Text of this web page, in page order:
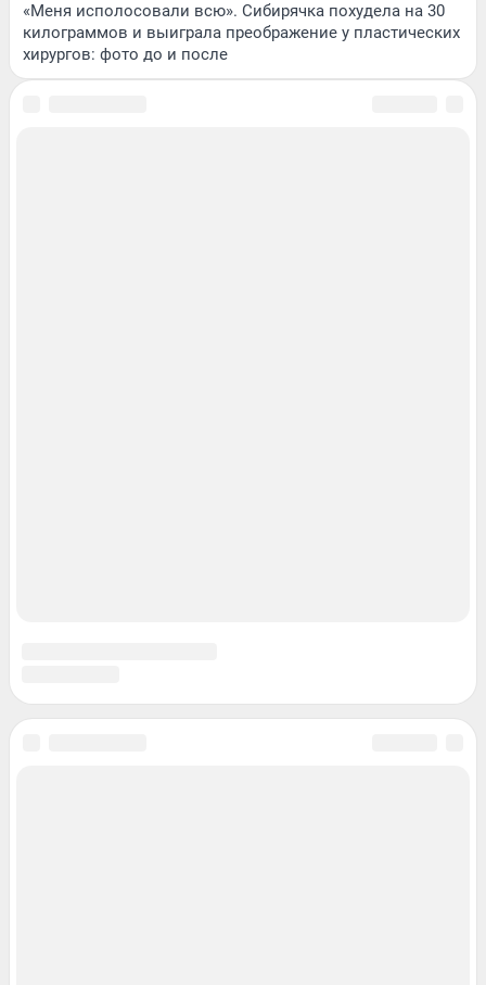
«Меня исполосовали всю». Сибирячка похудела на 30
килограммов и выиграла преображение у пластических
хирургов: фото до и после